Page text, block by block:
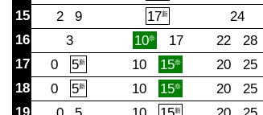
15
2 9 17新 24
16
3 10奈 17 22 28
17
0 5新 10 15奈 20 25
18
0 5新 10 15奈 20 25
19
新